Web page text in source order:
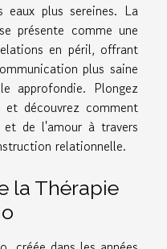
eaux plus sereines. La
présente comme une
en péril, offrant
plus saine
approfondie. Plongez
et découvrez comment
de l'amour à travers
relationnelle.
la Thérapie